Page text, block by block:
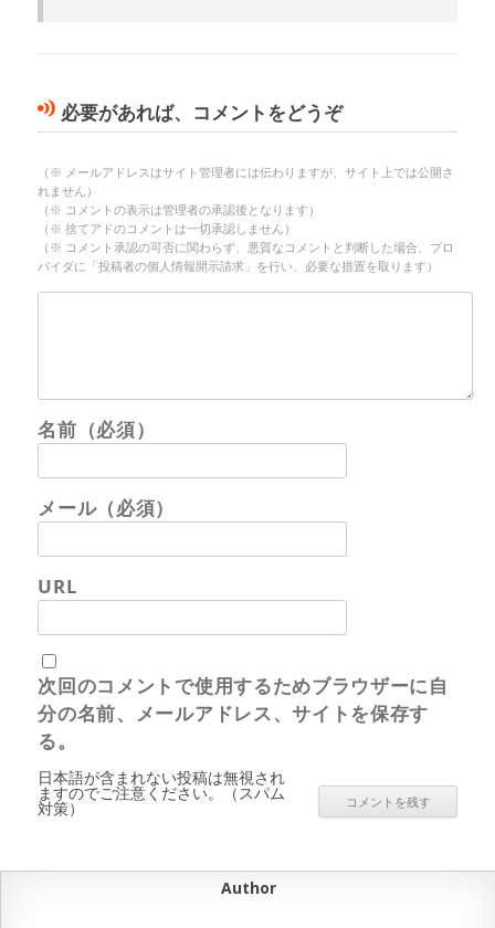
必要があれば、コメントをどうぞ
（※ メールアドレスはサイト管理者には伝わりますが、サイト上では公開さ
れません）
（※ コメントの表示は管理者の承認後となります）
（※ 捨てアドのコメントは一切承認しません）
（※ コメント承認の可否に関わらず、悪質なコメントと判断した場合、プロ
バイダに「投稿者の個人情報開示請求」を行い、必要な措置を取ります）
名前（必須）
メール（必須）
URL
次回のコメントで使用するためブラウザーに自
分の名前、メールアドレス、サイトを保存す
る。
日本語が含まれない投稿は無視され
ますのでご注意ください。（スパム
対策）
Author